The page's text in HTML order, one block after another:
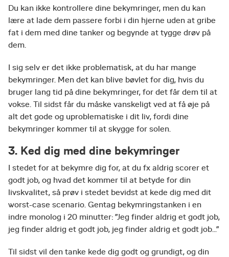
Du kan ikke kontrollere dine bekymringer, men du kan
lære at lade dem passere forbi i din hjerne uden at gribe
fat i dem med dine tanker og begynde at tygge drøv på
dem.
I sig selv er det ikke problematisk, at du har mange
bekymringer. Men det kan blive bøvlet for dig, hvis du
bruger lang tid på dine bekymringer, for det får dem til at
vokse. Til sidst får du måske vanskeligt ved at få øje på
alt det gode og uproblematiske i dit liv, fordi dine
bekymringer kommer til at skygge for solen.
3. Ked dig med dine bekymringer
I stedet for at bekymre dig for, at du fx aldrig scorer et
godt job, og hvad det kommer til at betyde for din
livskvalitet, så prøv i stedet bevidst at kede dig med dit
worst-case scenario. Gentag bekymringstanken i en
indre monolog i 20 minutter: ”Jeg finder aldrig et godt job,
jeg finder aldrig et godt job, jeg finder aldrig et godt job…”
Til sidst vil den tanke kede dig godt og grundigt, og din